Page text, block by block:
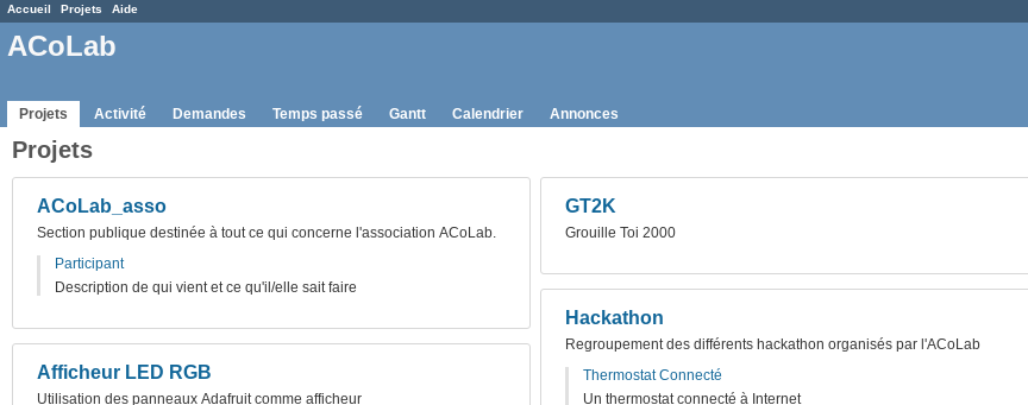
Accueil Projets Aide
ACoLab
Projets Activité Demandes Temps passé Gantt Calendrier Annonces
Projets
ACoLab_asso
Section publique destinée à tout ce qui concerne l'association ACoLab.
Participant
Description de qui vient et ce qu'il/elle sait faire
Afficheur LED RGB
Utilisation des panneaux Adafruit comme afficheur
GT2K
Grouille Toi 2000
Hackathon
Regroupement des différents hackathon organisés par l'ACoLab
Thermostat Connecté
Un thermostat connecté à Internet